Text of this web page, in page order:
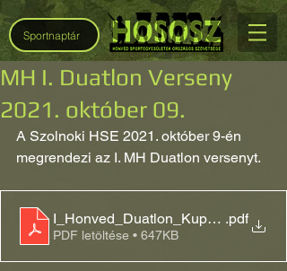
Sportnaptár
MH I. Duatlon Verseny
2021. október 09.
A Szolnoki HSE 2021. október 9-én
megrendezi az I. MH Duatlon versenyt.
.pdf
PDF letöltése • 647KB